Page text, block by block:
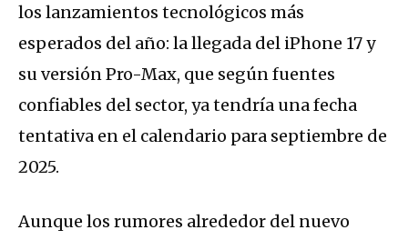
los lanzamientos tecnológicos más
esperados del año: la llegada del iPhone 17 y
su versión Pro-Max, que según fuentes
confiables del sector, ya tendría una fecha
tentativa en el calendario para septiembre de
2025.
Aunque los rumores alrededor del nuevo